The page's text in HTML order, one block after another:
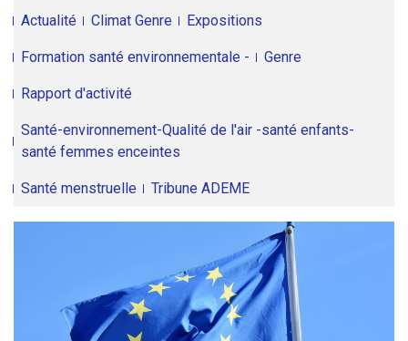
Actualité Climat Genre Expositions
Formation santé environnementale - Genre
Rapport d'activité
Santé-environnement-Qualité de l'air -santé enfants-
santé femmes enceintes
Santé menstruelle Tribune ADEME